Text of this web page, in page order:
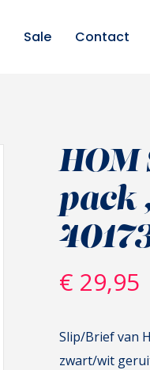
Sale Contact
HOM
pack
€ 29,95
Slip/Brief van
zwart/wit